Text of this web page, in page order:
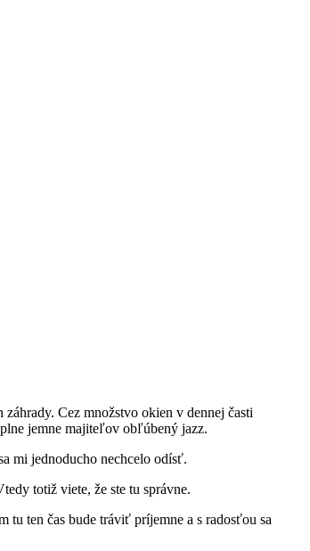
Cez množstvo okien v dennej časti
jemne majiteľov obľúbený jazz.
mi jednoducho nechcelo odísť.
totiž viete, že ste tu správne.
tu ten čas bude tráviť príjemne a s radosťou sa